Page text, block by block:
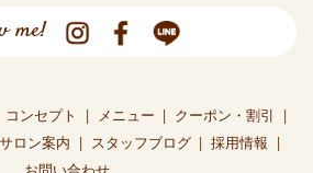
me!
コンセプト メニュー
クーポン・割引
サロン案内 スタッフブログ
採用情報